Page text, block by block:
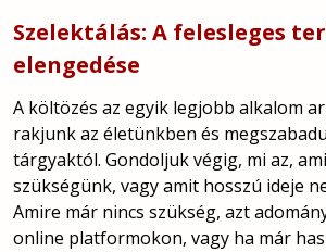
Szelektálás: A felesleges
elengedése
A költözés az egyik legjobb alkalom
rakjunk az életünkben és
tárgyaktól. Gondoljuk végig, mi az,
szükségünk, vagy amit hosszú ideje
Amire már nincs szükség, azt
online platformokon, vagy ha már